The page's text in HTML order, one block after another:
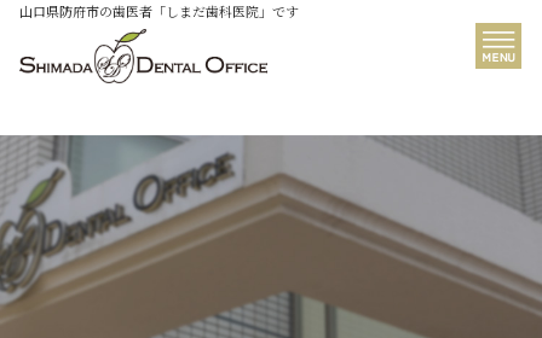
山口県防府市の歯医者「しまだ歯科医院」です